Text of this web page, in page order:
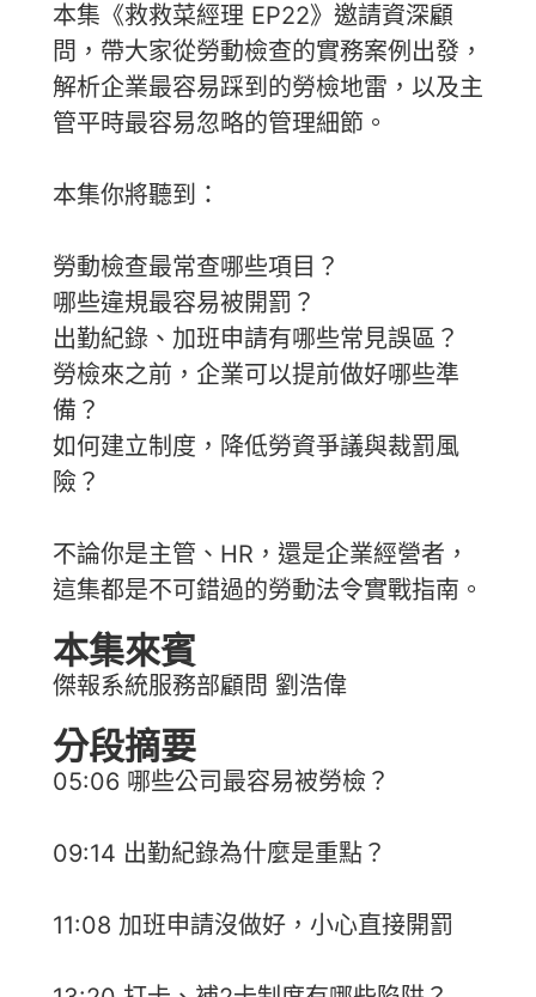
本集《救救菜經理 EP22》邀請資深顧
問，帶大家從勞動檢查的實務案例出發，
解析企業最容易踩到的勞檢地雷，以及主
管平時最容易忽略的管理細節。
本集你將聽到：
勞動檢查最常查哪些項目？
哪些違規最容易被開罰？
出勤紀錄、加班申請有哪些常見誤區？
勞檢來之前，企業可以提前做好哪些準
備？
如何建立制度，降低勞資爭議與裁罰風
險？
不論你是主管、HR，還是企業經營者，
這集都是不可錯過的勞動法令實戰指南。
本集來賓
傑報系統服務部顧問 劉浩偉
分段摘要
05:06 哪些公司最容易被勞檢？
09:14 出勤紀錄為什麼是重點？
11:08 加班申請沒做好，小心直接開罰